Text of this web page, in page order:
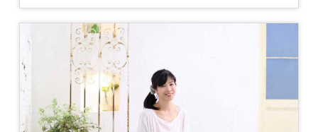
イベント
について
肩周りの動き改善と美しい姿勢へ導く為
にヨガ棒を使います。体の軸の調整や深
層筋に届くストレッチ効果など、実際に
その心地よさを体験してみてください。
こわばった肩や背中を解くと呼吸も大き
くなり、姿勢が変わります。
持ち物
ヨガマット又はバスタオル / 飲み物 /